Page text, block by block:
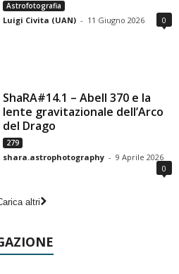
Astrofotografia
Luigi Civita (UAN) - 11 Giugno 2026 0
ShaRA#14.1 – Abell 370 e la
lente gravitazionale dell’Arco
del Drago
279
shara.astrophotography - 9 Aprile 2026
0
altri